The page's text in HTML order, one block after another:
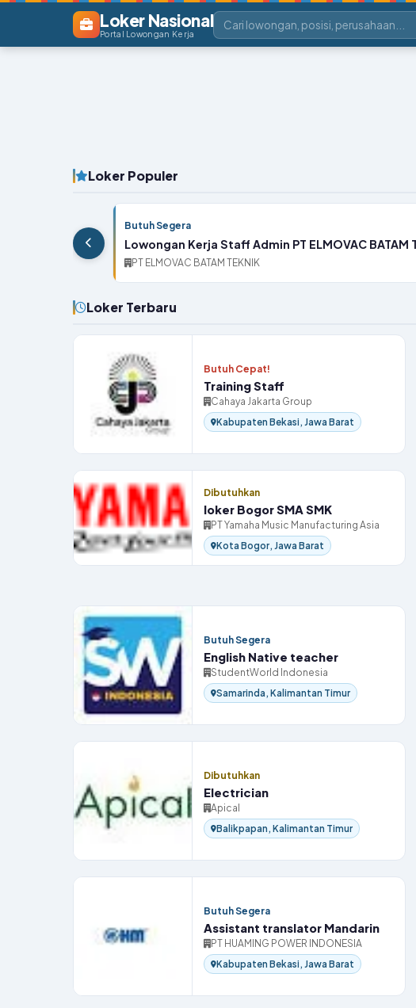
Loker Nasional
Portal Lowongan Kerja
Loker Populer
Butuh Segera
Lowongan Kerja Staff Admin PT ELMOVAC BATAM
PT ELMOVAC BATAM TEKNIK
Loker Terbaru
Butuh Cepat!
Training Staff
Cahaya Jakarta Group
Kabupaten Bekasi, Jawa Barat
Dibutuhkan
loker Bogor SMA SMK
PT Yamaha Music Manufacturing Asia
Kota Bogor, Jawa Barat
Butuh Segera
English Native teacher
StudentWorld Indonesia
Samarinda, Kalimantan Timur
Dibutuhkan
Electrician
Apical
Balikpapan, Kalimantan Timur
Butuh Segera
Assistant translator Mandarin
PT HUAMING POWER INDONESIA
Kabupaten Bekasi, Jawa Barat